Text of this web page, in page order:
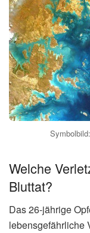
Welche
Bluttat?
Das 26-jährige
lebensgefährliche